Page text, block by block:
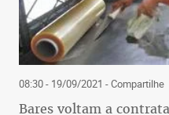
08:30 - 19/09/2021 - Compartilhe
Bares voltam a